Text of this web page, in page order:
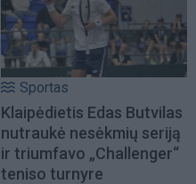
Sportas
Klaipėdietis Edas Butvilas
nutraukė nesėkmių seriją
ir triumfavo „Challenger“
teniso turnyre